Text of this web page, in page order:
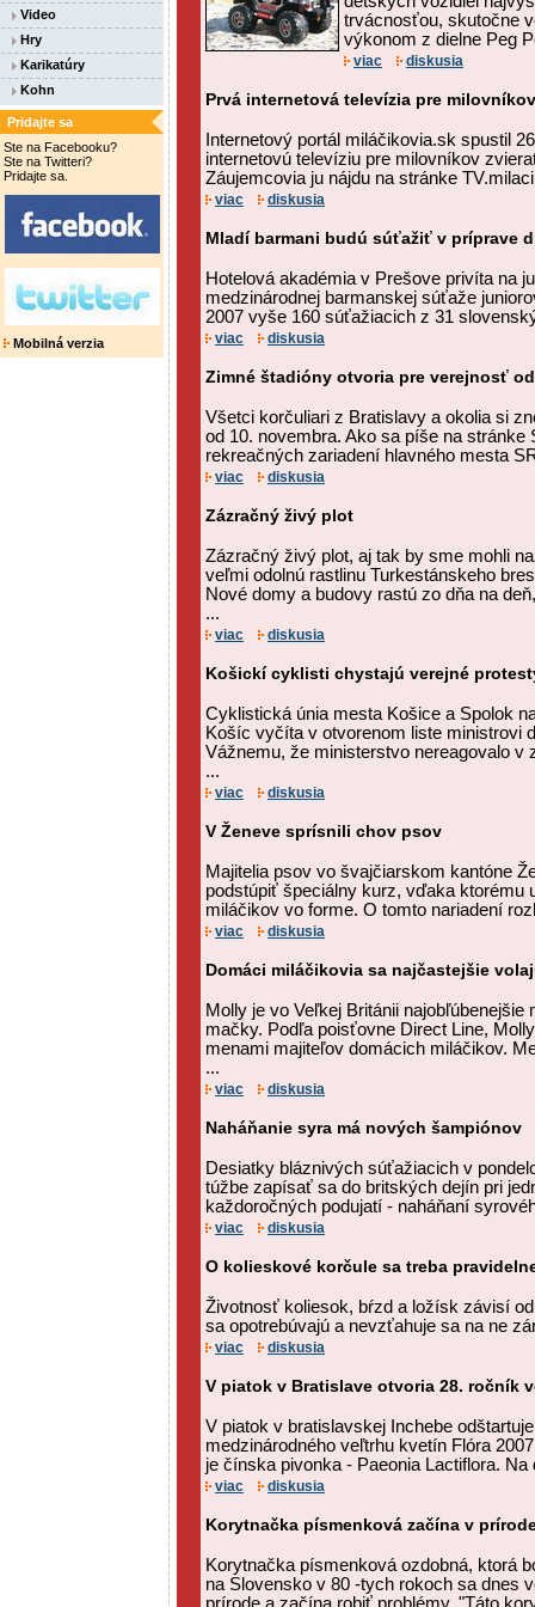
Video
Hry
Karikatúry
Kohn
Pridajte sa
Ste na Facebooku?
Ste na Twitteri?
Pridajte sa.
Mobilná verzia
trvácnosťou, skutočne
výkonom z dielne Peg
viac diskusia
Prvá internetová televízia pre
Internetový portál miláčikovia.sk spustil
internetovú televíziu pre milovníkov
Záujemcovia ju nájdu na stránke
viac diskusia
Mladí barmani budú súťažiť v príprave
Hotelová akadémia v Prešove privíta na
medzinárodnej barmanskej súťaže
2007 vyše 160 súťažiacich z 31
viac diskusia
Zimné štadióny otvoria pre verejnosť
Všetci korčuliari z Bratislavy a okolia si
od 10. novembra. Ako sa píše na
rekreačných zariadení hlavného mesta
viac diskusia
Zázračný živý plot
Zázračný živý plot, aj tak by sme mohli
veľmi odolnú rastlinu Turkestánskeho
Nové domy a budovy rastú zo dňa na
...
viac diskusia
Košickí cyklisti chystajú verejné
Cyklistická únia mesta Košice a Spolok
Košíc vyčíta v otvorenom liste ministrovi
Vážnemu, že ministerstvo nereagovalo v
...
viac diskusia
V Ženeve sprísnili chov psov
Majitelia psov vo švajčiarskom kantóne
podstúpiť špeciálny kurz, vďaka ktorému
miláčikov vo forme. O tomto nariadení
viac diskusia
Domáci miláčikovia sa najčastejšie
Molly je vo Veľkej Británii najobľúbenejšie
mačky. Podľa poisťovne Direct Line,
menami majiteľov domácich miláčikov.
...
viac diskusia
Naháňanie syra má nových šampiónov
Desiatky bláznivých súťažiacich v
túžbe zapísať sa do britských dejín pri
každoročných podujatí - naháňaní
viac diskusia
O kolieskové korčule sa treba
Životnosť koliesok, bŕzd a ložísk závisí
sa opotrebúvajú a nevzťahuje sa na ne
viac diskusia
V piatok v Bratislave otvoria 28. ročník
V piatok v bratislavskej Inchebe
medzinárodného veľtrhu kvetín Flóra
je čínska pivonka - Paeonia Lactiflora. Na
viac diskusia
Korytnačka písmenková začína v
Korytnačka písmenková ozdobná, ktorá
na Slovensko v 80 -tych rokoch sa dnes